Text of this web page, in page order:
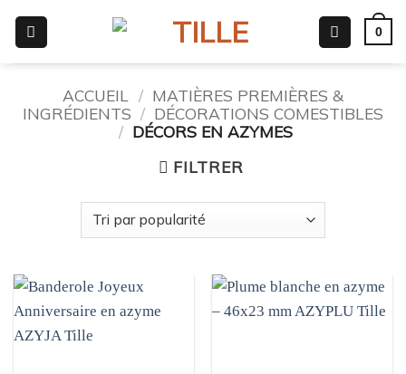
contenu
0
ACCUEIL / MATIÈRES PREMIÈRES &
INGRÉDIENTS / DÉCORATIONS COMESTIBLES
/ DÉCORS EN AZYMES
FILTRER